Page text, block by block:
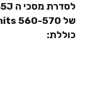
כוללת: